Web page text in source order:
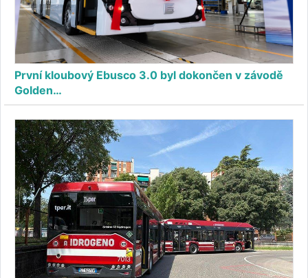
První kloubový Ebusco 3.0 byl dokončen v závodě
Golden…